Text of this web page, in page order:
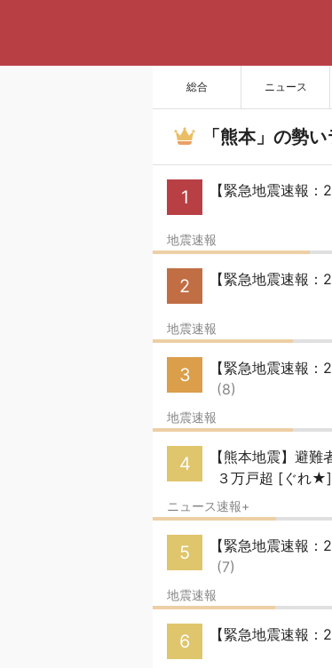
総合 ニュース
「熊本」の勢
1 【緊急地震速報
地震速報
2 【緊急地震速報
地震速報
3
【緊急地震速報
(8)
地震速報
4
【熊本地震】避
３万戸超 [ぐれ★]
ニュース速報+
5
【緊急地震速報
(7)
地震速報
6 【緊急地震速報